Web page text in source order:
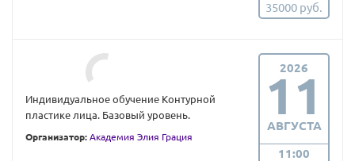
35000 руб.
Индивидуальное обучение Контурной
пластике лица. Базовый уровень.
Организатор: Академия Элия Грация
2026
11
АВГУСТА
11:00